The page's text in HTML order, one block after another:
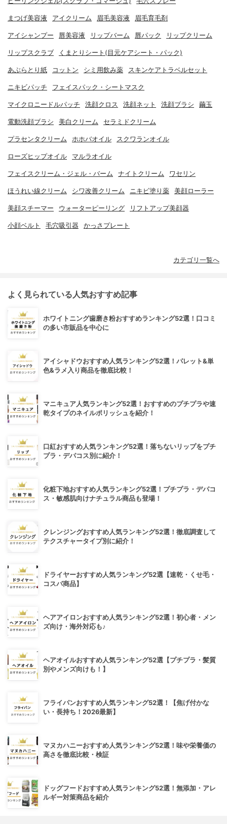
まつげ美容液 アイクリーム 眉毛美容液 眉毛育毛剤
アイシャンプー 唇美容液 リップバーム 唇パック リップクリーム
リップスクラブ くまとりシート(目元ケアシート・パック)
あぶらとり紙 コットン シミ用飲み薬 スキンケアトラベルセット
ニキビパッチ フェイスパック・シートマスク
マイクロニードルパッチ 洗顔クロス 洗顔ネット 洗顔ブラシ 繭玉
電動洗顔ブラシ 美白クリーム セラミドクリーム
プラセンタクリーム ホホバオイル スクワランオイル
ローズヒップオイル マルラオイル
フェイスクリーム・ジェル・バーム ナイトクリーム ワセリン
ほうれい線クリーム シワ改善クリーム ニキビ塗り薬 美顔ローラー
美顔スチーマー ウォーターピーリング リフトアップ美顔器
小顔ベルト 毛穴吸引器 かっさプレート
カテゴリ一覧へ
よく見られている人気おすすめ記事
ホワイトニング歯磨き粉おすすめランキング52選！口コミ
の多い市販品を中心に
アイシャドウおすすめ人気ランキング52選！パレット&単
色&ラメ入り商品を徹底比較！
マニキュア人気ランキング52選！おすすめのプチプラや速
乾タイプのネイルポリッシュを紹介！
口紅おすすめ人気ランキング52選！落ちないリップをプチ
プラ・デパコス別に紹介！
化粧下地おすすめ人気ランキング52選！プチプラ・デパコ
ス・敏感肌向けナチュラル商品も登場！
クレンジングおすすめ人気ランキング52選！徹底調査して
テクスチャータイプ別に紹介！
ドライヤーおすすめ人気ランキング52選【速乾・くせ毛・
コスパ商品】
ヘアアイロンおすすめ人気ランキング52選！初心者・メン
ズ向け・海外対応も♪
ヘアオイルおすすめ人気ランキング52選【プチプラ・髪質
別やメンズ向けも！】
フライパンおすすめ人気ランキング52選！【焦げ付かな
い・長持ち！2026最新】
マヌカハニーおすすめ人気ランキング52選！味や栄養価の
高さを徹底比較・検証
ドッグフードおすすめ人気ランキング52選！無添加・アレ
ルギー対策商品を紹介